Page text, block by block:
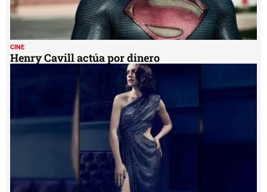
CINE
Actriz de la película 'Star Wars” defiende su
delgadez en redes